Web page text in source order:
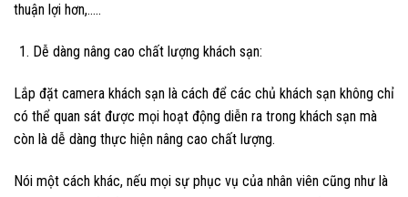
thuận lợi hơn,…..
Dễ dàng nâng cao chất lượng khách sạn:
Lắp đặt camera khách sạn là cách để các chủ khách sạn không chỉ
có thể quan sát được mọi hoạt động diễn ra trong khách sạn mà
còn là dễ dàng thực hiện nâng cao chất lượng.
Nói một cách khác, nếu mọi sự phục vụ của nhân viên cũng như là